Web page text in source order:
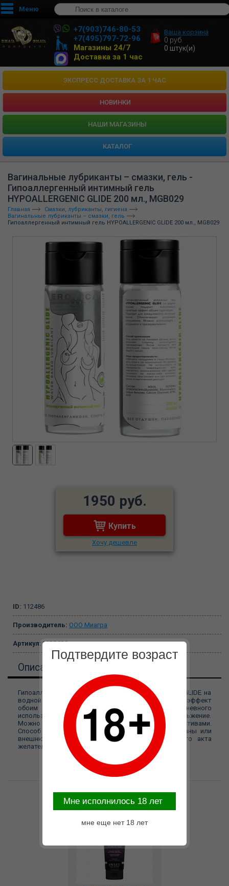
Меню
+7(903)746-80-53
+7(495)797-72-96
Магазины 24/7
Доставка за 1 час
Ваша корзина
0 руб.
0 штук(и)
ЭКСПРЕСС ДОСТАВКА ЗА 1 ЧАС
НОВИНКИ
HАШИ МАГАЗИНЫ
КАТАЛОГ
Вагинальные лубриканты – смазки, гель -
Гипоаллергенный интимный гель
HYPOALLERGENIC GLIDE 200 мл., MGB029
Главная
Смазки, лубриканты, гигиена
Вагинальные лубриканты – смазки, гель
Гипоаллергенный интимный гель HYPOALLERGENIC GLIDE 200 мл., MGB029
1950 руб.
Купить
Хочу дешевле
ID: 112486
Производитель: ООО Миагра
Артикул: MGB029
Описание
Гипоаллергенный интимный гель HYPOALLERGENIC GLIDE на
водной основе подарит максимально приятный эффект
обоим партнерам. Подходит для ежедневного
использования. Обеспечивает устойчивое скольжение.
Можно использовать с игрушками и презервативами.
Способ применения: Гель нанести на половые органы или
внешнюю сторону презерватива. После полового акта
желательно смыть гель-смазку теплой водой.
Возможные варианты замены
Подтвердите возраст
Mне исполнилось 18 лет
мне еще нет 18 лет